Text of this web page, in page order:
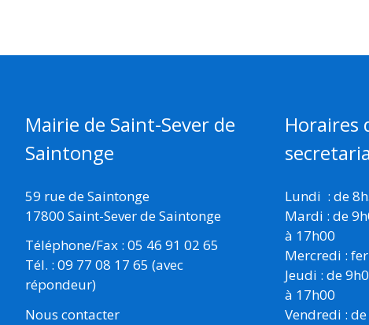
Mairie de Saint-Sever de
Saintonge
59 rue de Saintonge
17800 Saint-Sever de Saintonge
Téléphone/Fax : 05 46 91 02 65
Tél. : 09 77 08 17 65 (avec
répondeur)
Nous contacter
Horaires
Lundi : de
Mardi : de
à 17h00
Mercredi :
Jeudi : de
à 17h00
Vendredi :